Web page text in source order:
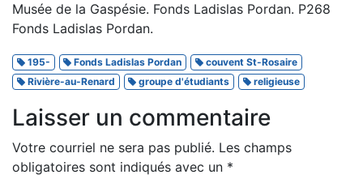
Musée de la Gaspésie. Fonds Ladislas Pordan. P268
Fonds Ladislas Pordan.
195- Fonds Ladislas Pordan
couvent St-Rosaire
Rivière-au-Renard
groupe d'étudiants religieuse
Laisser un commentaire
Votre courriel ne sera pas publié. Les champs
obligatoires sont indiqués avec un *